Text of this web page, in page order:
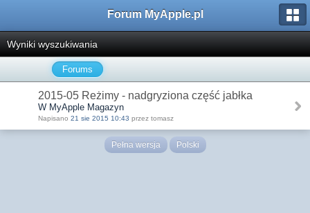
Forum MyApple.pl
Wyniki wyszukiwania
Forums
2015-05 Reżimy - nadgryziona część jabłka
W MyApple Magazyn
Napisano 21 sie 2015 10:43 przez tomasz
Pełna wersja Polski